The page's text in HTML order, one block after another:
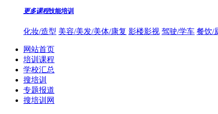
更多课程技能培训
化妆/造型 美容/美发/美体/康复 影楼影视 驾驶/学车 餐饮/
网站首页
培训课程
学校汇总
搜培训
专题报道
搜培训网